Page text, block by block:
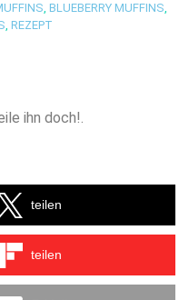
, BLUEBERRY MUFFINS,
, REZEPT
ihn doch!.
teilen
teilen